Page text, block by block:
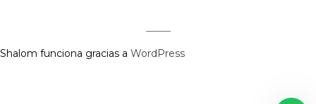
Shalom funciona gracias a WordPress